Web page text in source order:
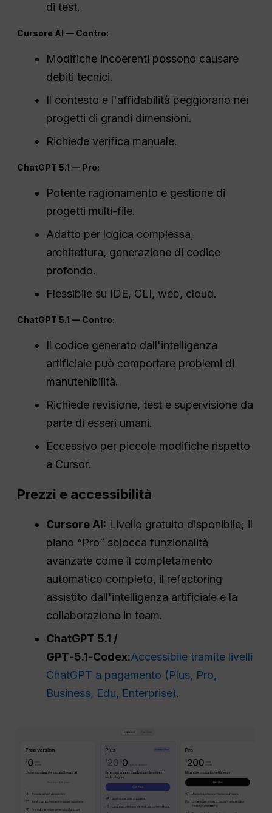
di test.
Cursore AI — Contro:
Modifiche incoerenti possono causare
debiti tecnici.
Il contesto e l'affidabilità peggiorano nei
progetti di grandi dimensioni.
Richiede verifica manuale.
ChatGPT 5.1 — Pro:
Potente ragionamento e gestione di
progetti multi-file.
Adatto per logica complessa,
architettura, generazione di codice
profondo.
Flessibile su IDE, CLI, web, cloud.
ChatGPT 5.1 — Contro:
Il codice generato dall'intelligenza
artificiale può comportare problemi di
manutenibilità.
Richiede revisione, test e supervisione da
parte di esseri umani.
Eccessivo per piccole modifiche rispetto
a Cursor.
Prezzi e accessibilità
Cursore AI: Livello gratuito disponibile; il
piano “Pro” sblocca funzionalità
avanzate come il completamento
automatico completo, il refactoring
assistito dall'intelligenza artificiale e la
collaborazione in team.
ChatGPT 5.1 /
GPT‑5.1‑Codex:Accessibile tramite livelli
ChatGPT a pagamento (Plus, Pro,
Business, Edu, Enterprise).